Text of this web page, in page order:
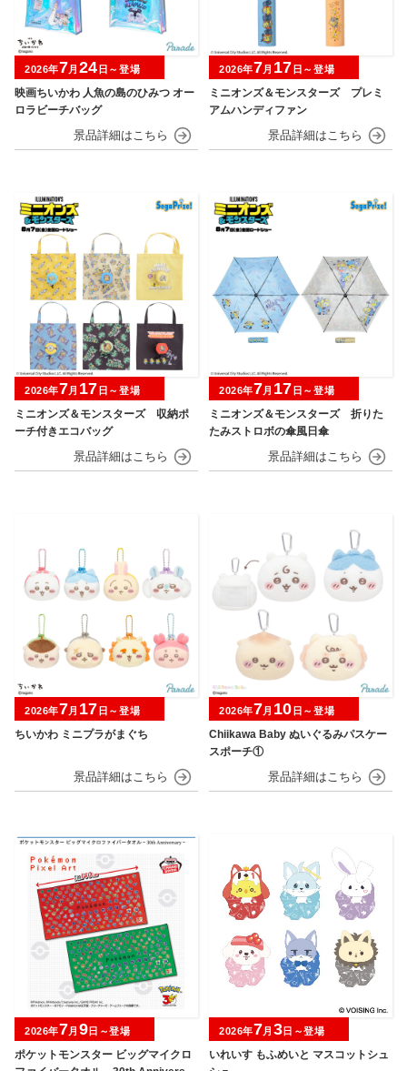
映画ちいかわ 人魚の島のひみつ オー
ロラビーチバッグ
2026年7月 24 日～登場
ミニオンズ＆モンスターズ プレミ
アムハンディファン
2026年7月 17 日～登場
ミニオンズ＆モンスターズ 収納ポ
ーチ付きエコバッグ
2026年7月 17 日～登場
ミニオンズ＆モンスターズ 折りた
たみストロボの傘風日傘
2026年7月 17 日～登場
ちいかわ ミニプラがまぐち
2026年7月 17 日～登場
Chiikawa Baby ぬいぐるみパスケー
スポーチ①
2026年7月 10 日～登場
ポケットモンスター ビッグマイクロ
2026年7月 9 日～登場
いれいす もふめいと マスコットシュ
2026年7月 3 日～登場